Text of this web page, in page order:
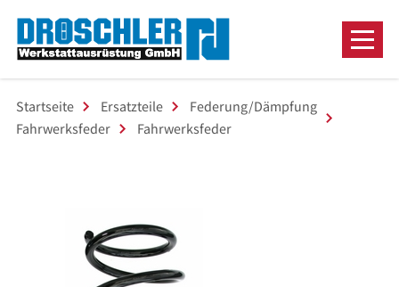
Startseite Ersatzteile
Federung/Dämpfung
Fahrwerksfeder
Fahrwerksfeder